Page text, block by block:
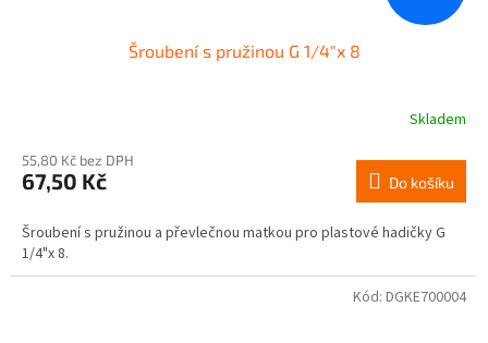
Šroubení s pružinou G 1/4"x 8
Skladem
55,80 Kč bez DPH
67,50 Kč Do košíku
Šroubení s pružinou a převlečnou matkou pro plastové hadičky G
1/4"x 8.
Kód: DGKE700004